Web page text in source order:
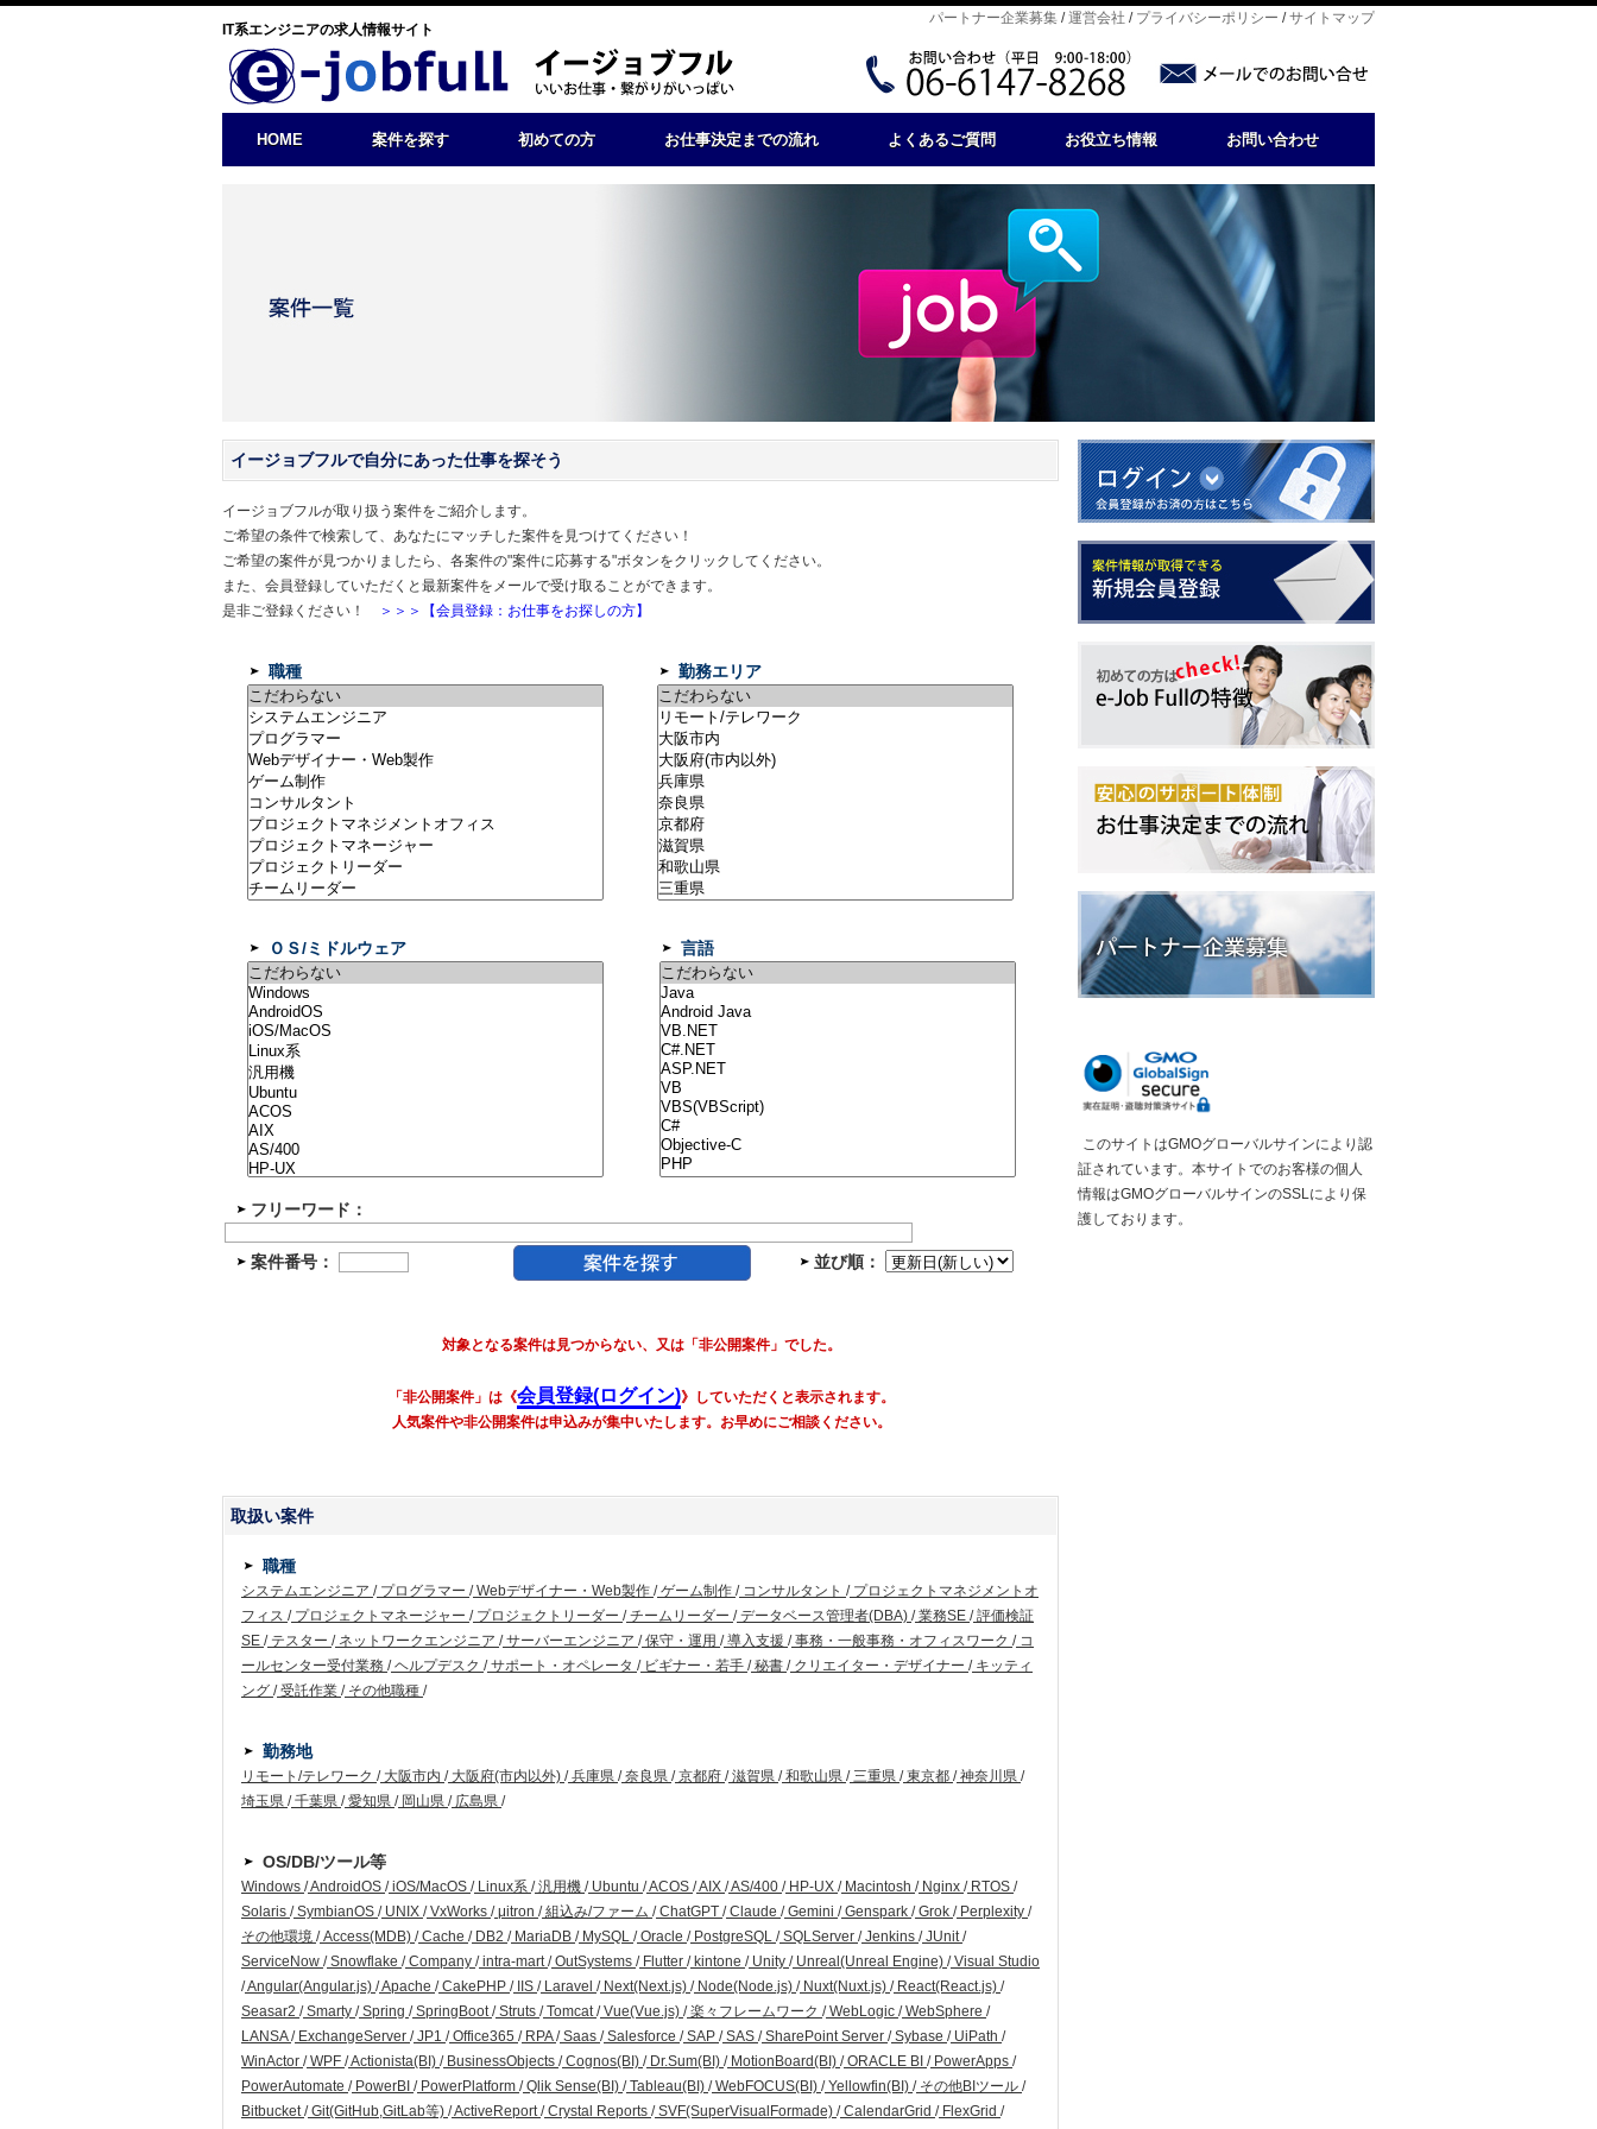
IT系エンジニアの求人情報サイト
パートナー企業募集 /運営会社 / プライバシーポリシー /サイトマップ
HOME 案件を探す 初めての方 お仕事決定までの流れ よくあるご質問 お役立ち情報 お問い合わせ
イージョブフルで自分にあった仕事を探そう
イージョブフルが取り扱う案件をご紹介します。
ご希望の条件で検索して、あなたにマッチした案件を見つけてください！
ご希望の案件が見つかりましたら、各案件の"案件に応募する"ボタンをクリックしてください。
また、会員登録していただくと最新案件をメールで受け取ることができます。
是非ご登録ください！
＞＞＞【会員登録：お仕事をお探しの方】
職種 勤務エリア
ＯＳ/ミドルウェア 言語
フリーワード：
案件番号： 並び順：
対象となる案件は見つからない、又は「非公開案件」でした。
「非公開案件」は《会員登録(ログイン)》していただくと表示されます。
人気案件や非公開案件は申込みが集中いたします。お早めにご相談ください。
取扱い案件
職種
システムエンジニア /プログラマー /Webデザイナー・Web製作 /ゲーム制作 /コンサルタント /プロジェクトマネジメントオ
フィス /プロジェクトマネージャー /プロジェクトリーダー /チームリーダー /データベース管理者(DBA) /業務SE /評価検証
SE /テスター /ネットワークエンジニア /サーバーエンジニア /保守・運用 /導入支援 /事務・一般事務・オフィスワーク /コ
ールセンター受付業務 /ヘルプデスク /サポート・オペレータ /ビギナー・若手 /秘書 /クリエイター・デザイナー /キッティ
ング /受託作業 /その他職種 /
勤務地
リモート/テレワーク /大阪市内 /大阪府(市内以外) /兵庫県 /奈良県 /京都府 /滋賀県 /和歌山県 /三重県 /東京都 /神奈川県 /
埼玉県 /千葉県 /愛知県 /岡山県 /広島県 /
OS/DB/ツール等
Windows /AndroidOS /iOS/MacOS /Linux系 /汎用機 /Ubuntu /ACOS /AIX /AS/400 /HP-UX /Macintosh /Nginx /RTOS /
Solaris /SymbianOS /UNIX /VxWorks /μitron /組込み/ファーム /ChatGPT /Claude /Gemini /Genspark /Grok /Perplexity /
その他環境 /Access(MDB) /Cache /DB2 /MariaDB /MySQL /Oracle /PostgreSQL /SQLServer /Jenkins /JUnit/
ServiceNow /Snowflake /Company /intra-mart/OutSystems /Flutter /kintone /Unity /Unreal(Unreal Engine) /Visual Studio
/Angular(Angular.js) /Apache /CakePHP /IIS /Laravel /Next(Next.js) /Node(Node.js) /Nuxt(Nuxt.js) /React(React.js) /
Seasar2 /Smarty /Spring /SpringBoot/Struts /Tomcat/Vue(Vue.js) /楽々フレームワーク /WebLogic /WebSphere /
LANSA/ExchangeServer /JP1 /Office365 /RPA/Saas /Salesforce /SAP /SAS /SharePoint Server /Sybase /UiPath /
WinActor /WPF /Actionista(BI) /BusinessObjects /Cognos(BI) /Dr.Sum(BI) /MotionBoard(BI) /ORACLE BI /PowerApps /
PowerAutomate /PowerBI /PowerPlatform /Qlik Sense(BI) /Tableau(BI) /WebFOCUS(BI) /Yellowfin(BI) /その他BIツール /
Bitbucket/Git(GitHub,GitLab等) /ActiveReport/Crystal Reports /SVF(SuperVisualFormade) /CalendarGrid /FlexGrid /
このサイトはGMOグローバルサインにより認
証されています。本サイトでのお客様の個人
情報はGMOグローバルサインのSSLにより保
護しております。